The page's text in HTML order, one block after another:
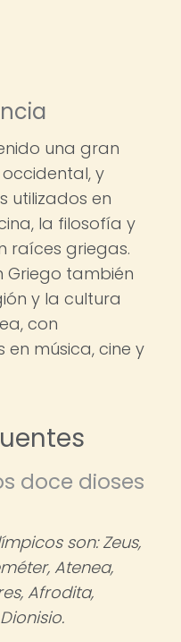
una gran
y
utilizados en
la filosofía y
raíces griegas.
Griego también
y la cultura
con
en música, cine y
doce dioses
son: Zeus,
Atenea,
Afrodita,